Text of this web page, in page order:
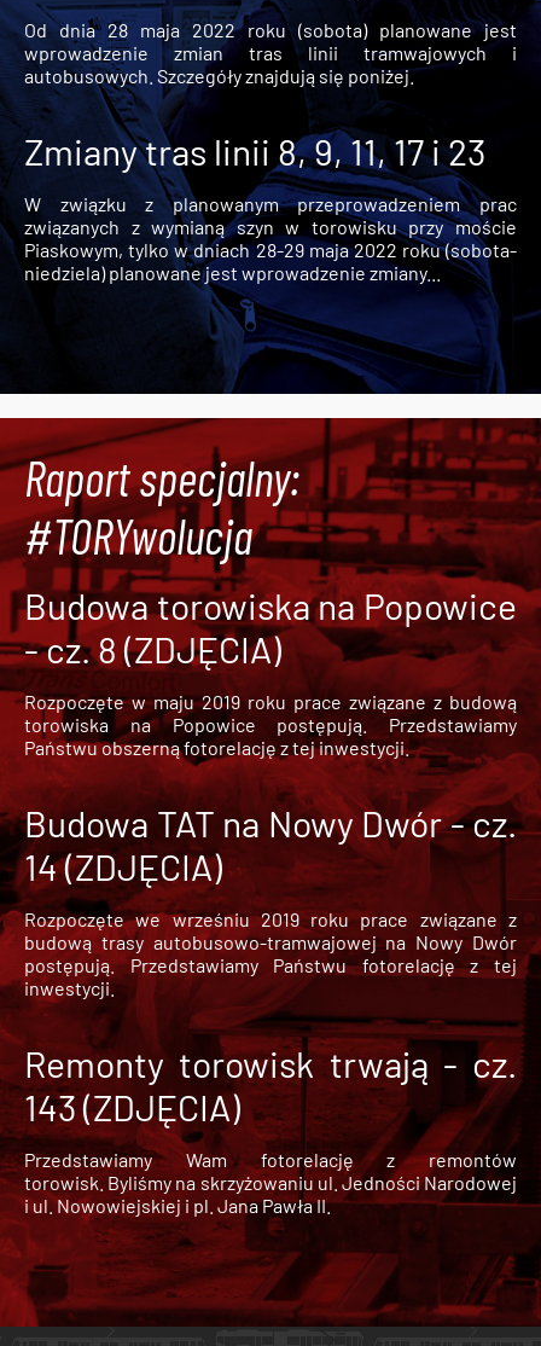
Od dnia 28 maja 2022 roku (sobota) planowane jest
wprowadzenie zmian tras linii tramwajowych i
autobusowych. Szczegóły znajdują się poniżej.
Zmiany tras linii 8, 9, 11, 17 i 23
W związku z planowanym przeprowadzeniem prac
związanych z wymianą szyn w torowisku przy moście
Piaskowym, tylko w dniach 28-29 maja 2022 roku (sobota-
niedziela) planowane jest wprowadzenie zmiany...
Raport specjalny:
#TORYwolucja
Budowa torowiska na Popowice
- cz. 8 (ZDJĘCIA)
Rozpoczęte w maju 2019 roku prace związane z budową
torowiska na Popowice
postępują. Przedstawiamy
Państwu obszerną fotorelację z tej inwestycji.
Budowa TAT na Nowy Dwór - cz.
14 (ZDJĘCIA)
Rozpoczęte we wrześniu 2019 roku prace związane z
budową trasy autobusowo-tramwajowej na Nowy Dwór
postępują. Przedstawiamy Państwu fotorelację z tej
inwestycji.
Remonty torowisk trwają - cz.
143 (ZDJĘCIA)
Przedstawiamy Wam fotorelację z remontów
torowisk. Byliśmy na skrzyżowaniu ul. Jedności Narodowej
i ul. Nowowiejskiej i pl. Jana Pawła II.